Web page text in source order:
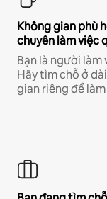
Không gian phù
chuyên làm việc
Bạn là người làm
Hãy tìm chỗ ở
gian riêng để